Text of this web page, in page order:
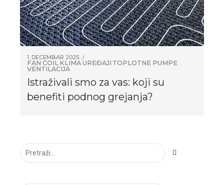
1. DECEMBAR 2025.
FAN COIL KLIMA UREĐAJI TOPLOTNE PUMPE
VENTILACIJA
Istraživali smo za vas: koji su
benefiti podnog grejanja?